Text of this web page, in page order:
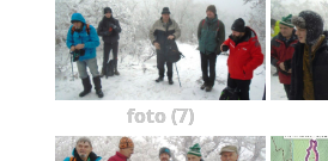
foto (7)